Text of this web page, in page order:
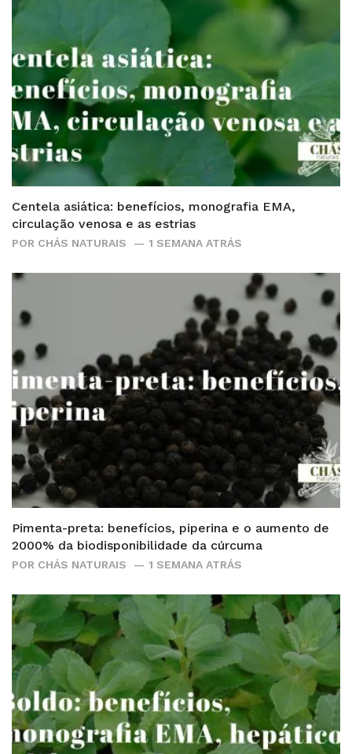
Centela asiática: benefícios, monografia EMA,
circulação venosa e as estrias
POR CHÁS NATURAIS 1 SEMANA ATRÁS
Pimenta-preta: benefícios, piperina e o aumento de
2000% da biodisponibilidade da cúrcuma
POR CHÁS NATURAIS 1 SEMANA ATRÁS